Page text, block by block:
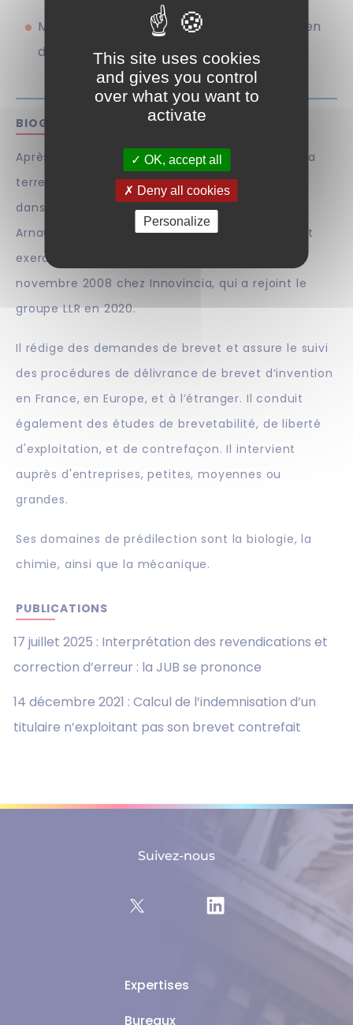
Mandataire agréé près l’Office européen
des brevets (OEB)
BIOGRAPHIE
Après une maîtrise en Sciences de la vie et de la
terre puis diverses expériences professionnelles
dans plusieurs domaines et secteurs d’activité,
Arnaud VIALLET a obtenu son diplôme du CEIPI et
exerce son activité d’ingénieur brevets depuis
novembre 2008 chez Innovincia, qui a rejoint le
groupe LLR en 2020.
Il rédige des demandes de brevet et assure le suivi
des procédures de délivrance de brevet d’invention
en France, en Europe, et à l’étranger. Il conduit
également des études de brevetabilité, de liberté
d'exploitation, et de contrefaçon. Il intervient
auprès d'entreprises, petites, moyennes ou
grandes.
Ses domaines de prédilection sont la biologie, la
chimie, ainsi que la mécanique.
PUBLICATIONS
17 juillet 2025 : Interprétation des revendications et
correction d’erreur : la JUB se prononce
14 décembre 2021 : Calcul de l’indemnisation d’un
titulaire n’exploitant pas son brevet contrefait
Expertises
Bureaux
Suivez-nous
This site uses cookies
and gives you control
over what you want to
activate
OK, accept all
Deny all cookies
Personalize